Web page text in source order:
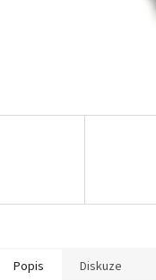
Popis Diskuze